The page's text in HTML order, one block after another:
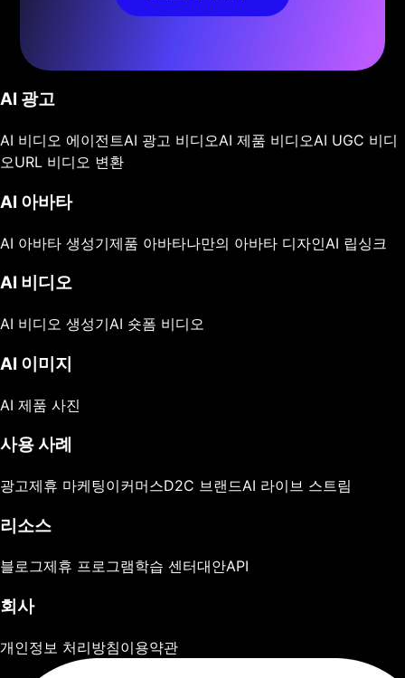
AI 광고
AI 비디오 에이전트AI 광고 비디오AI 제품 비디오AI UGC 비디
오URL 비디오 변환
AI 아바타
AI 아바타 생성기제품 아바타나만의 아바타 디자인AI 립싱크
AI 비디오
AI 비디오 생성기AI 숏폼 비디오
AI 이미지
AI 제품 사진
사용 사례
광고제휴 마케팅이커머스D2C 브랜드AI 라이브 스트림
리소스
블로그제휴 프로그램학습 센터대안API
회사
개인정보 처리방침이용약관